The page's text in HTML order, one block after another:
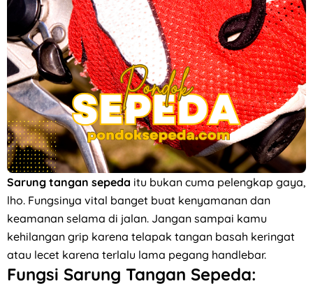
Sarung tangan sepeda itu bukan cuma pelengkap gaya,
lho. Fungsinya vital banget buat kenyamanan dan
keamanan selama di jalan. Jangan sampai kamu
kehilangan grip karena telapak tangan basah keringat
atau lecet karena terlalu lama pegang handlebar.
Fungsi Sarung Tangan Sepeda: